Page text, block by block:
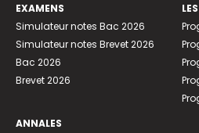
EXAMENS
Simulateur notes Bac 2026
Simulateur notes Brevet 2026
Bac 2026
Brevet 2026
ANNALES